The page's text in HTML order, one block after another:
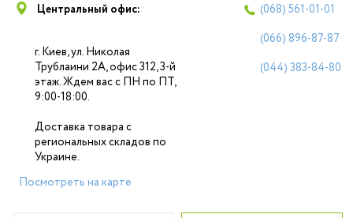
Центральный офис:
г. Киев, ул. Николая
Трублаини 2А, офис 312, 3-й
этаж. Ждем вас с ПН по ПТ,
9:00-18:00.
Доставка товара с
региональных складов по
Украине.
Посмотреть на карте
(068) 561-01-01
(066) 896-87-87
(044) 383-84-80